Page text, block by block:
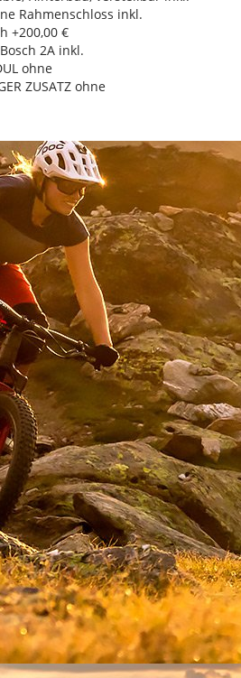
Rahmenschloss inkl.
+200,00 €
Bosch 2A inkl.
ohne
ZUSATZ ohne